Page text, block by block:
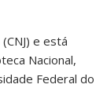
e está
Nacional,
Federal do